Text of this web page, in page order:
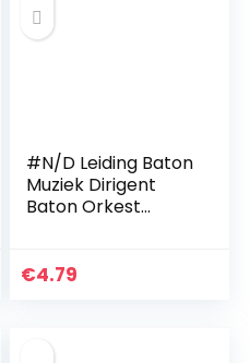
#N/D Leiding Baton
Muziek Dirigent
Baton Orkest
Handvat Geleiding
€4.79